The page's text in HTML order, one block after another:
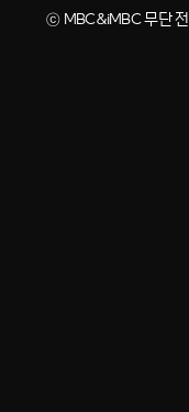
ⓒ MBC&iMBC 무단 전